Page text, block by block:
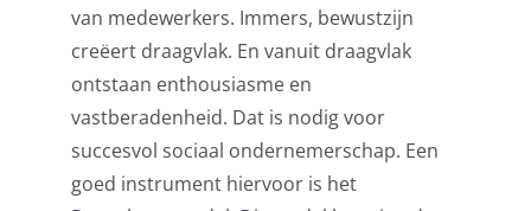
van medewerkers. Immers, bewustzijn
creëert draagvlak. En vanuit draagvlak
ontstaan enthousiasme en
vastberadenheid. Dat is nodig voor
succesvol sociaal ondernemerschap. Een
goed instrument hiervoor is het